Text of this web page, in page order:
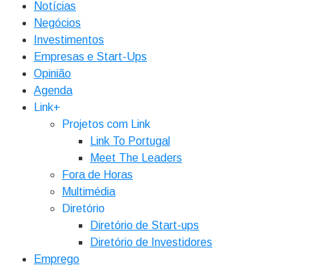
Notícias
Negócios
Investimentos
Empresas e Start-Ups
Opinião
Agenda
Link+
Projetos com Link
Link To Portugal
Meet The Leaders
Fora de Horas
Multimédia
Diretório
Diretório de Start-ups
Diretório de Investidores
Emprego